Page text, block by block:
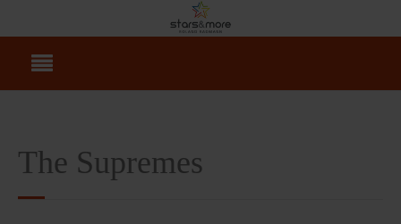
The Supremes